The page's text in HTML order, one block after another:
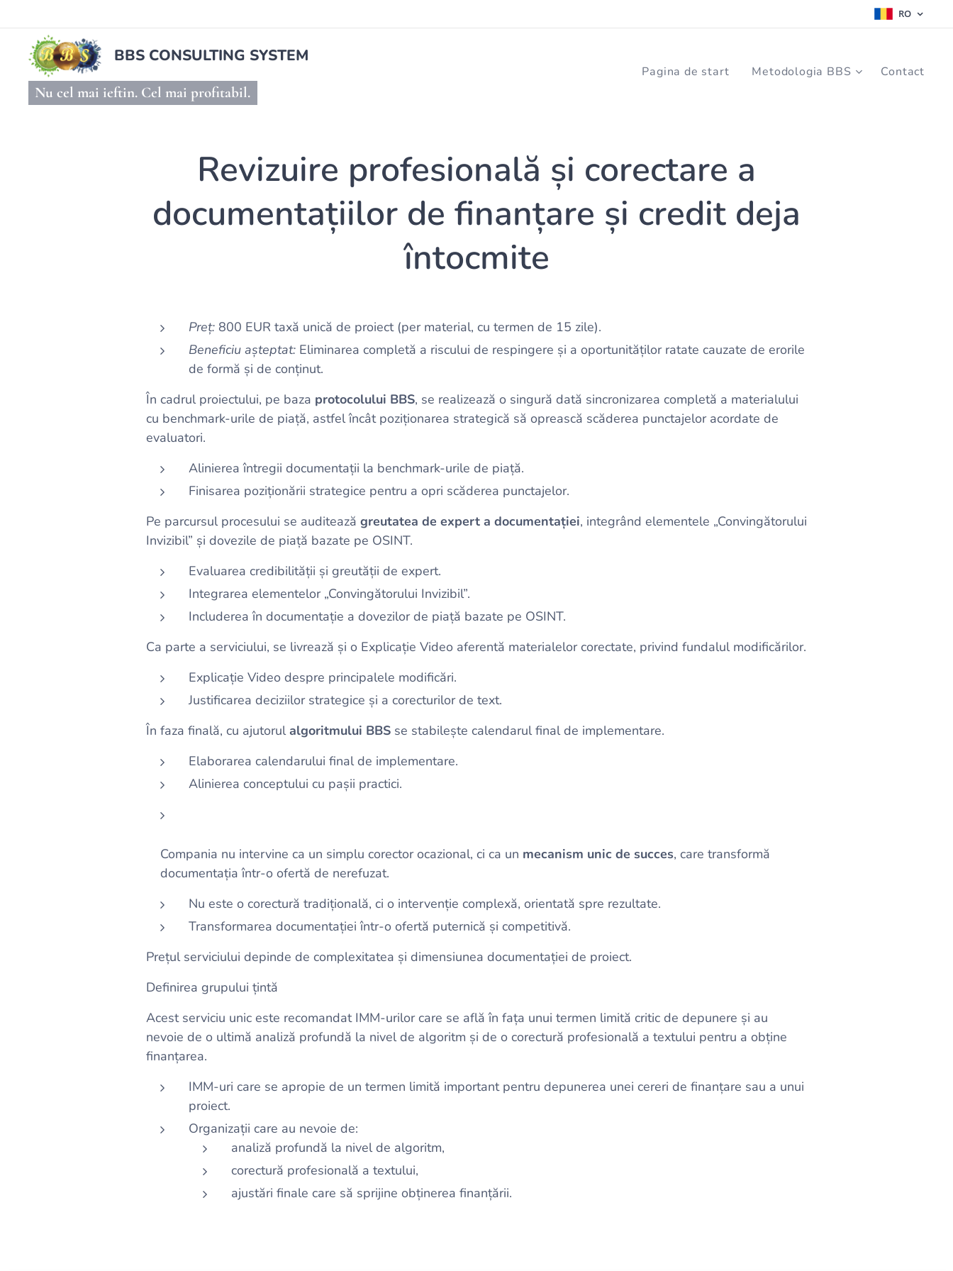
RO
BBS CONSULTING SYSTEM
Nu cel mai ieftin. Cel mai profitabil.
Pagina de start Metodologia BBS Contact
Revizuire profesională și corectare a
documentațiilor de finanțare și credit deja
întocmite
Preț:800 EUR taxă unică de proiect (per material, cu termen de 15 zile).
Beneficiu așteptat:Eliminarea completă a riscului de respingere și a oportunităților ratate cauzate de erorile
de formă și de conținut.
În cadrul proiectului, pe baza protocolului BBS, se realizează o singură dată sincronizarea completă a materialului
cu benchmark-urile de piață, astfel încât poziționarea strategică să oprească scăderea punctajelor acordate de
evaluatori.
Alinierea întregii documentații la benchmark-urile de piață.
Finisarea poziționării strategice pentru a opri scăderea punctajelor.
Pe parcursul procesului se auditează greutatea de expert a documentației, integrând elementele „Convingătorului
Invizibil” și dovezile de piață bazate pe OSINT.
Evaluarea credibilității și greutății de expert.
Integrarea elementelor „Convingătorului Invizibil”.
Includerea în documentație a dovezilor de piață bazate pe OSINT.
Ca parte a serviciului, se livrează și o Explicație Video aferentă materialelor corectate, privind fundalul modificărilor.
Explicație Video despre principalele modificări.
Justificarea deciziilor strategice și a corecturilor de text.
În faza finală, cu ajutorulalgoritmului BBSse stabilește calendarul final de implementare.
Elaborarea calendarului final de implementare.
Alinierea conceptului cu pașii practici.
Compania nu intervine ca un simplu corector ocazional, ci ca un mecanism unic de succes, care transformă
documentația într-o ofertă de nerefuzat.
Nu este o corectură tradițională, ci o intervenție complexă, orientată spre rezultate.
Transformarea documentației într-o ofertă puternică și competitivă.
Prețul serviciului depinde de complexitatea și dimensiunea documentației de proiect.
Definirea grupului țintă
Acest serviciu unic este recomandat IMM-urilor care se află în fața unui termen limită critic de depunere și au
nevoie de o ultimă analiză profundă la nivel de algoritm și de o corectură profesională a textului pentru a obține
finanțarea.
IMM-uri care se apropie de un termen limită important pentru depunerea unei cereri de finanțare sau a unui
proiect.
Organizații care au nevoie de:
analiză profundă la nivel de algoritm,
corectură profesională a textului,
ajustări finale care să sprijine obținerea finanțării.